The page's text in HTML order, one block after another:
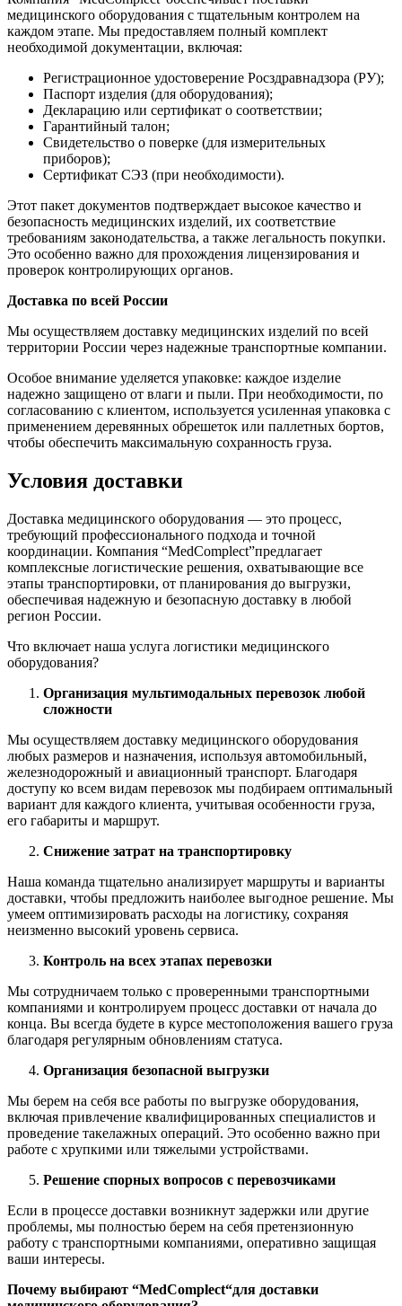
медицинского оборудования с тщательным контролем на
каждом этапе. Мы предоставляем полный комплект
необходимой документации, включая:
Регистрационное удостоверение Росздравнадзора (РУ);
Паспорт изделия (для оборудования);
Декларацию или сертификат о соответствии;
Гарантийный талон;
Свидетельство о поверке (для измерительных
приборов);
Сертификат СЭЗ (при необходимости).
Этот пакет документов подтверждает высокое качество и
безопасность медицинских изделий, их соответствие
требованиям законодательства, а также легальность покупки.
Это особенно важно для прохождения лицензирования и
проверок контролирующих органов.
Доставка по всей России
Мы осуществляем доставку медицинских изделий по всей
территории России через надежные транспортные компании.
Особое внимание уделяется упаковке: каждое изделие
надежно защищено от влаги и пыли. При необходимости, по
согласованию с клиентом, используется усиленная упаковка с
применением деревянных обрешеток или паллетных бортов,
чтобы обеспечить максимальную сохранность груза.
Условия доставки
Доставка медицинского оборудования — это процесс,
требующий профессионального подхода и точной
координации. Компания “MedComplect”предлагает
комплексные логистические решения, охватывающие все
этапы транспортировки, от планирования до выгрузки,
обеспечивая надежную и безопасную доставку в любой
регион России.
Что включает наша услуга логистики медицинского
оборудования?
Организация мультимодальных перевозок любой
сложности
Мы осуществляем доставку медицинского оборудования
любых размеров и назначения, используя автомобильный,
железнодорожный и авиационный транспорт. Благодаря
доступу ко всем видам перевозок мы подбираем оптимальный
вариант для каждого клиента, учитывая особенности груза,
его габариты и маршрут.
Снижение затрат на транспортировку
Наша команда тщательно анализирует маршруты и варианты
доставки, чтобы предложить наиболее выгодное решение. Мы
умеем оптимизировать расходы на логистику, сохраняя
неизменно высокий уровень сервиса.
Контроль на всех этапах перевозки
Мы сотрудничаем только с проверенными транспортными
компаниями и контролируем процесс доставки от начала до
конца. Вы всегда будете в курсе местоположения вашего груза
благодаря регулярным обновлениям статуса.
Организация безопасной выгрузки
Мы берем на себя все работы по выгрузке оборудования,
включая привлечение квалифицированных специалистов и
проведение такелажных операций. Это особенно важно при
работе с хрупкими или тяжелыми устройствами.
Решение спорных вопросов с перевозчиками
Если в процессе доставки возникнут задержки или другие
проблемы, мы полностью берем на себя претензионную
работу с транспортными компаниями, оперативно защищая
ваши интересы.
Почему выбирают “MedComplect“для доставки